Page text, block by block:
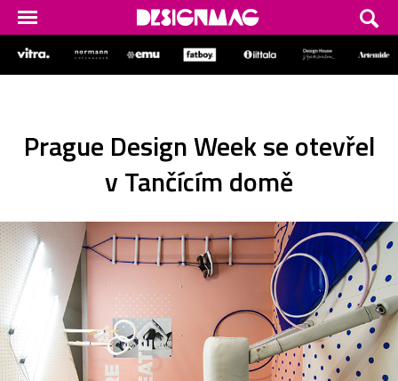
Prague Design Week se otevřel
v Tančícím domě